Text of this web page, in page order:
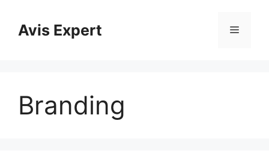
contenuAvis Expert Menu
Branding